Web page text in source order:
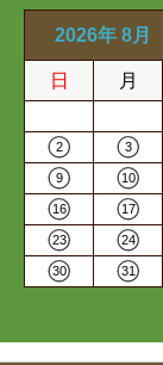
2026年 8月
日 月
2 3
9 10
16 17
23 24
30 31